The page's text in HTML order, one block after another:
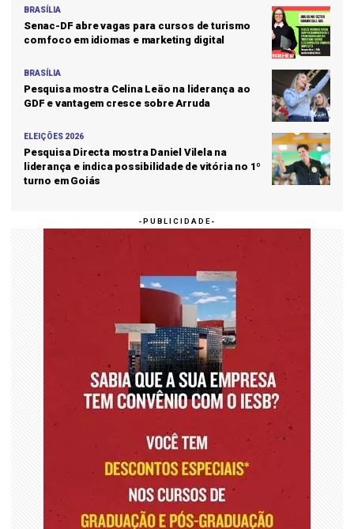
BRASÍLIA
Senac-DF abre vagas para cursos de turismo
com foco em idiomas e marketing digital
BRASÍLIA
Pesquisa mostra Celina Leão na liderança ao
GDF e vantagem cresce sobre Arruda
ELEIÇÕES 2026
Pesquisa Directa mostra Daniel Vilela na
liderança e indica possibilidade de vitória no 1º
turno em Goiás